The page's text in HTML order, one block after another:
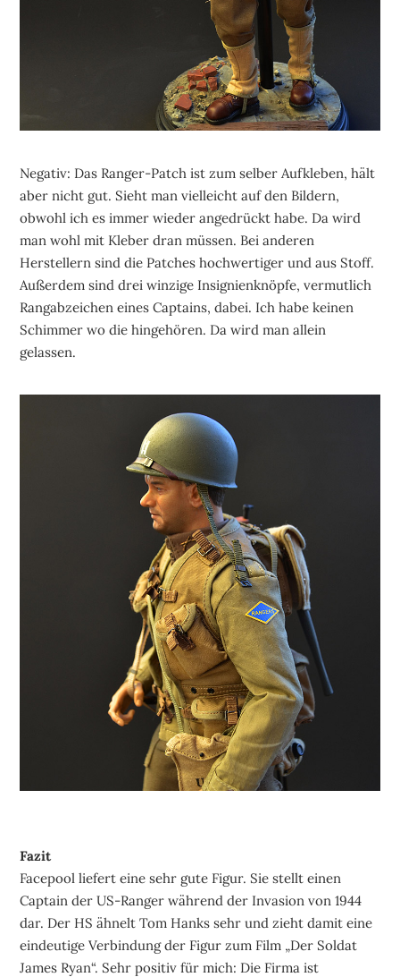
Negativ: Das Ranger-Patch ist zum selber Aufkleben, hält
aber nicht gut. Sieht man vielleicht auf den Bildern,
obwohl ich es immer wieder angedrückt habe. Da wird
man wohl mit Kleber dran müssen. Bei anderen
Herstellern sind die Patches hochwertiger und aus Stoff.
Außerdem sind drei winzige Insignienknöpfe, vermutlich
Rangabzeichen eines Captains, dabei. Ich habe keinen
Schimmer wo die hingehören. Da wird man allein
gelassen.
Fazit
Facepool liefert eine sehr gute Figur. Sie stellt einen
Captain der US-Ranger während der Invasion von 1944
dar. Der HS ähnelt Tom Hanks sehr und zieht damit eine
eindeutige Verbindung der Figur zum Film „Der Soldat
James Ryan“. Sehr positiv für mich: Die Firma ist